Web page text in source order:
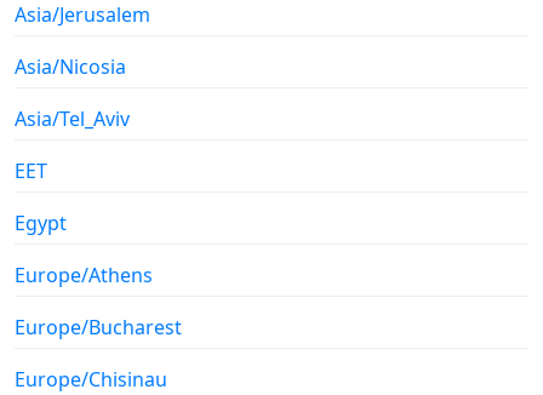
Asia/Jerusalem
Asia/Nicosia
Asia/Tel_Aviv
EET
Egypt
Europe/Athens
Europe/Bucharest
Europe/Chisinau